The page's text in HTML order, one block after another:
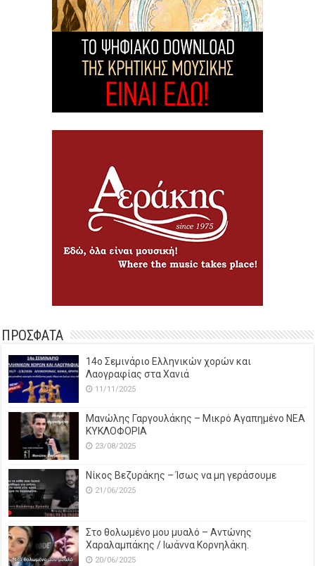
ΠΡΟΣΦΑΤΑ
14o Σεμινάριο Ελληνικών χορών και
Λαογραφίας στα Χανιά
11/11/2025
Μανώλης Γαργουλάκης – Μικρό Αγαπημένο NEΑ
ΚΥΚΛΟΦΟΡΙΑ
23/08/2025
Νίκος Βεζυράκης – Ίσως να μη γεράσουμε
21/06/2025
Στο θολωμένο μου μυαλό – Αντώνης
Χαραλαμπάκης / Ιωάννα Κορνηλάκη.
20/06/2025